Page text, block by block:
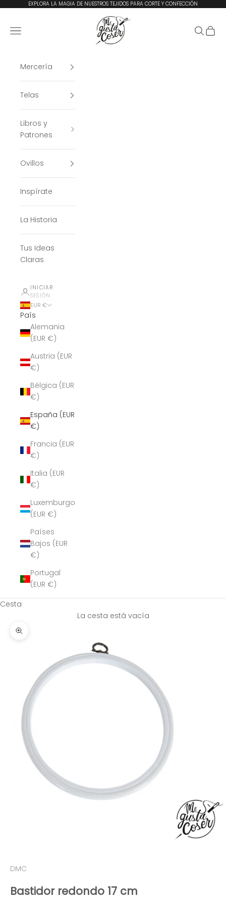
Ir al contenidoEXPLORA LA MAGIA DE NUESTROS TEJIDOS PARA CORTE Y CONFECCIÓN
Me Gusta Coser
Menú
Buscar
Cesta
Mercería
Telas
Libros y
Patrones
Ovillos
Inspírate
La Historia
Tus Ideas
Claras
INICIAR
SESIÓN
EUR €
País
Alemania
(EUR €)
Austria (EUR
€)
Bélgica (EUR
€)
España (EUR
€)
Francia (EUR
€)
Italia (EUR
€)
Luxemburgo
(EUR €)
Países
Bajos (EUR
€)
Portugal
(EUR €)
Cesta
La cesta está vacía
Zoom
DMC
Bastidor redondo 17 cm